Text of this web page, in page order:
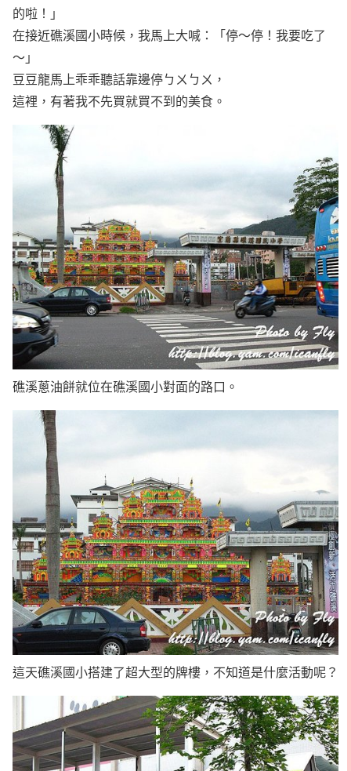
的啦！」
在接近礁溪國小時候，我馬上大喊：「停～停！我要吃了
～」
豆豆龍馬上乖乖聽話靠邊停ㄅㄨㄅㄨ，
這裡，有著我不先買就買不到的美食。
礁溪蔥油餅就位在礁溪國小對面的路口。
這天礁溪國小搭建了超大型的牌樓，不知道是什麼活動呢？